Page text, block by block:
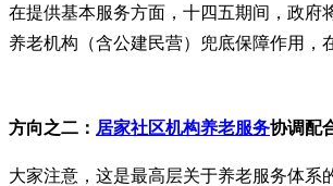
在提供基本服务方面，十四五期间，政府
养老机构（含公建民营）兜底保障作用，
方向之二： 居家社区机构养老服务协调配
大家注意，这是最高层关于养老服务体系